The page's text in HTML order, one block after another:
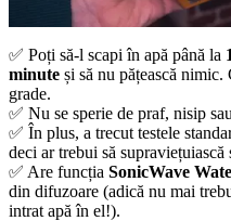
✅ Poți să-l scapi în apă până la
minute și să nu pățească
grade.
✅ Nu se sperie de praf, nisip
✅ În plus, a trecut testele
deci ar trebui să supraviețuiască
✅ Are funcția SonicWave
din difuzoare (adică nu mai
intrat apă în el!).